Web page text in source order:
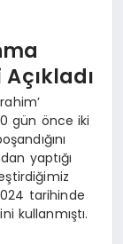
gün önce iki
yaptığı
tarihinde
kullanmıştı.